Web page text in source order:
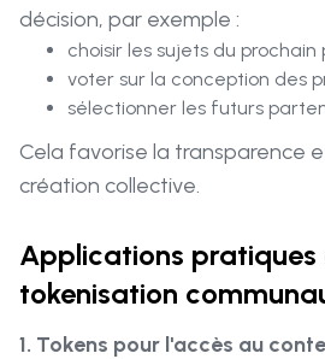
décision, par exemple :
choisir les sujets du prochain
voter sur la conception des
sélectionner les futurs
Cela favorise la transparence
création collective.
Applications pratiques
tokenisation
1. Tokens pour l'accès au